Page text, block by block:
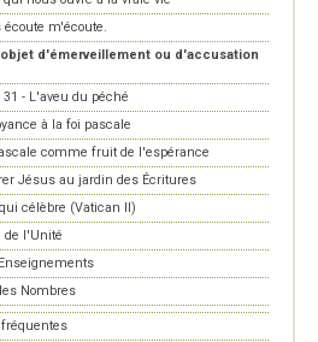
écoute m'écoute.
d'émerveillement ou d'accusation
- L'aveu du péché
à la foi pascale
comme fruit de l'espérance
Jésus au jardin des Écritures
célèbre (Vatican II)
de l'Unité
Nombres